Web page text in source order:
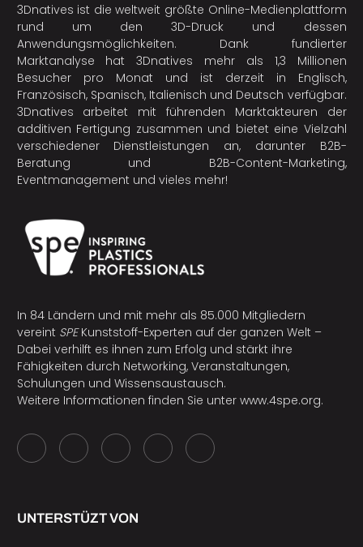
3Dnatives ist die weltweit größte Online-Medienplattform
rund um den 3D-Druck und dessen
Anwendungsmöglichkeiten. Dank fundierter
Marktanalyse hat 3Dnatives mehr als 1,3 Millionen
Besucher pro Monat und ist derzeit in Englisch,
Französisch, Spanisch, Italienisch und Deutsch verfügbar.
3Dnatives arbeitet mit führenden Marktakteuren der
additiven Fertigung zusammen und bietet eine Vielzahl
verschiedener Dienstleistungen an, darunter B2B-
Beratung und B2B-Content-Marketing,
Eventmanagement und vieles mehr!
In 84 Ländern und mit mehr als 85.000 Mitgliedern
vereint SPEKunststoff-Experten auf der ganzen Welt –
Dabei verhilft es ihnen zum Erfolg und stärkt ihre
Fähigkeiten durch Networking, Veranstaltungen,
Schulungen und Wissensaustausch.
Weitere Informationen finden Sie unter www.4spe.org.
UNTERSTÜZT VON